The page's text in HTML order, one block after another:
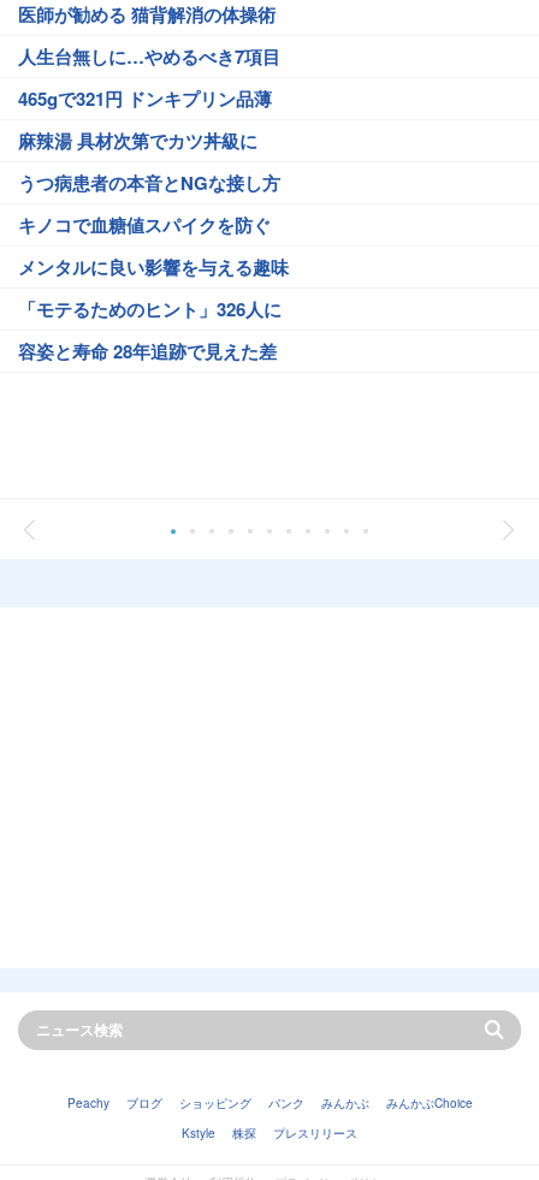
医師が勧める 猫背解消の体操術
人生台無しに…やめるべき7項目
465gで321円 ドンキプリン品薄
麻辣湯 具材次第でカツ丼級に
うつ病患者の本音とNGな接し方
キノコで血糖値スパイクを防ぐ
メンタルに良い影響を与える趣味
「モテるためのヒント」326人に
容姿と寿命 28年追跡で見えた差
Peachy ブログ ショッピング バンク みんかぶ
みんかぶChoice
Kstyle
株探 プレスリリース